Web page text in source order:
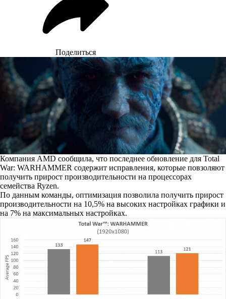
Поделиться
Компания AMD сообщила, что последнее обновление для Total
War: WARHAMMER содержит исправления, которые повзоляют
получить прирост производительности на процессорах
семейства Ryzen.
По данным команды, оптимизация позволила получить прирост
производительности на 10,5% на высоких настройках графики и
на 7% на максимальных настройках.